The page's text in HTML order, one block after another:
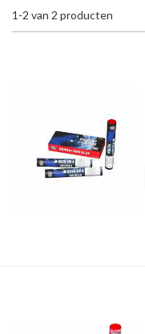
1-2 van 2 producten